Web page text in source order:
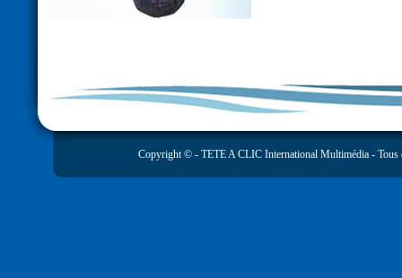
Copyright © - TETE A CLIC International Multimédia - Tous